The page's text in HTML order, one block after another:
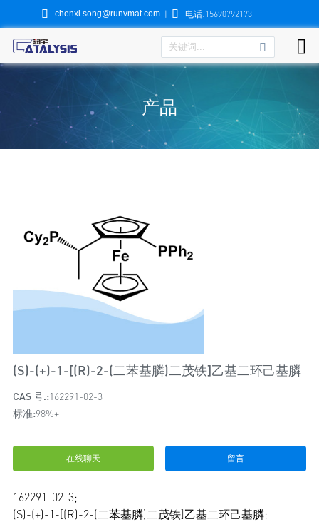
 chenxi.song@runvmat.com |  电话:15690792173

产品
(S)-(+)-1-[(R)-2-(二苯基膦)二茂铁]乙基二环己基膦
CAS 号.:162291-02-3
标准:98%+
在线聊天 留言
162291-02-3;
(S)-(+)-1-[(R)-2-(二苯基膦)二茂铁]乙基二环己基膦;